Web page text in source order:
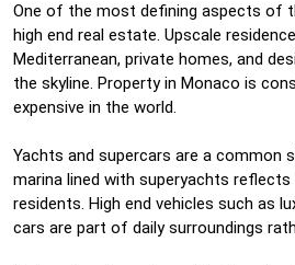
One of the most defining aspects of
high end real estate. Upscale
Mediterranean, private homes, and
the skyline. Property in Monaco is
expensive in the world.
Yachts and supercars are a common
marina lined with superyachts
residents. High end vehicles such as
cars are part of daily surroundings